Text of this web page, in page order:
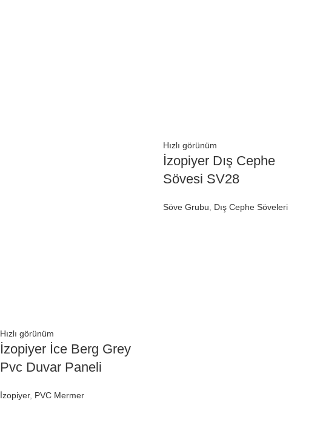
Hızlı görünüm
İzopiyer İce Berg Grey
Pvc Duvar Paneli
İzopiyer, PVC Mermer
Hızlı görünüm
İzopiyer Dış Cephe
Sövesi SV28
Söve Grubu Dış Cephe Söveleri